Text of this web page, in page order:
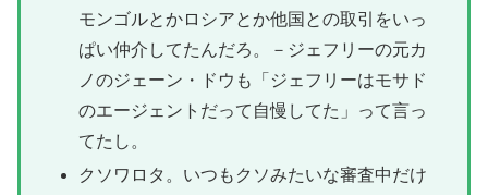
モンゴルとかロシアとか他国との取引をいっ
ぱい仲介してたんだろ。－ジェフリーの元カ
ノのジェーン・ドウも「ジェフリーはモサド
のエージェントだって自慢してた」って言っ
てたし。
クソワロタ。いつもクソみたいな審査中だけ